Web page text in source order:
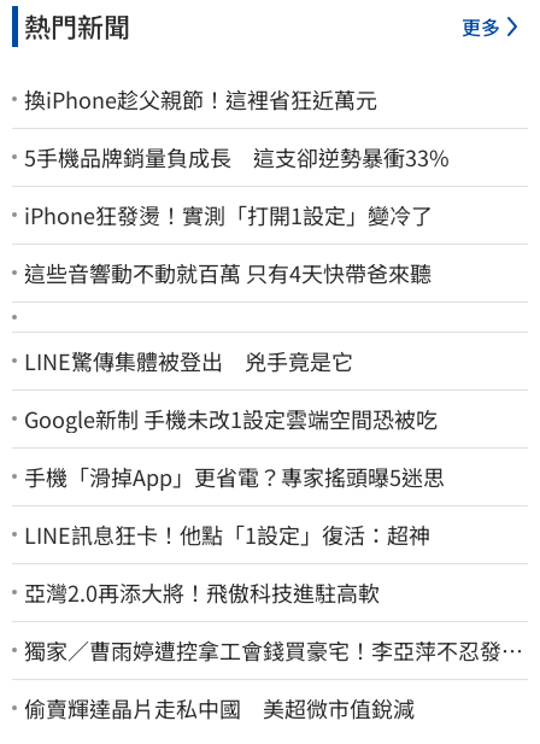
熱門新聞 更多
換iPhone趁父親節！這裡省狂近萬元
5手機品牌銷量負成長 這支卻逆勢暴衝33%
iPhone狂發燙！實測「打開1設定」變冷了
這些音響動不動就百萬 只有4天快帶爸來聽
LINE驚傳集體被登出 兇手竟是它
Google新制 手機未改1設定雲端空間恐被吃
手機「滑掉App」更省電？專家搖頭曝5迷思
LINE訊息狂卡！他點「1設定」復活：超神
亞灣2.0再添大將！飛傲科技進駐高軟
獨家／曹雨婷遭控拿工會錢買豪宅！李亞萍不忍發
聲：余天管工會都貼錢
偷賣輝達晶片走私中國 美超微市值銳減